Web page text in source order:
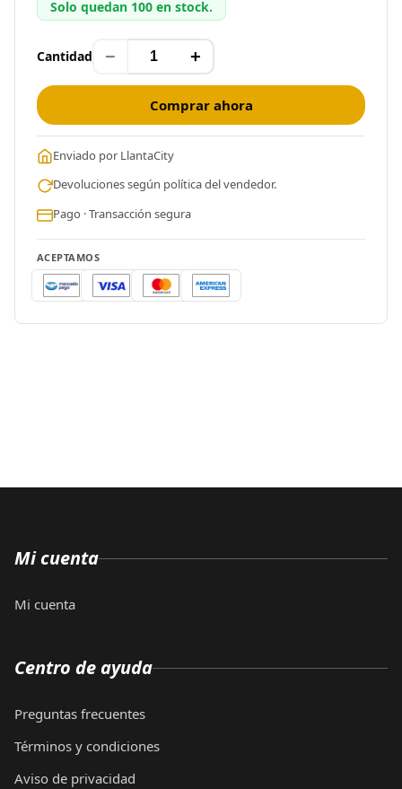
Solo quedan 100 en stock.
Cantidad − +
Comprar ahora
Enviado por LlantaCity
Devoluciones según política del vendedor.
Pago · Transacción segura
ACEPTAMOS
Mi cuenta
Mi cuenta
Centro de ayuda
Preguntas frecuentes
Términos y condiciones
Aviso de privacidad